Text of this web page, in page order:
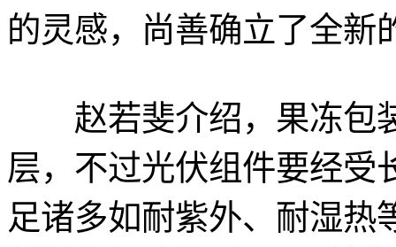
的灵感，尚善确立了全新
赵若斐介绍，果冻包
层，不过光伏组件要经受
足诸多如耐紫外、耐湿热